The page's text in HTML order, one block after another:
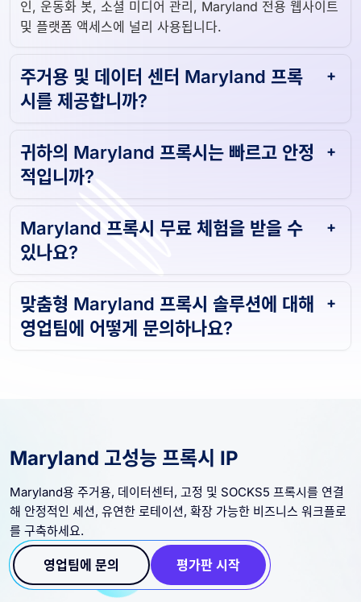
인, 운동화 봇, 소셜 미디어 관리, Maryland 전용 웹사이트
및 플랫폼 액세스에 널리 사용됩니다.
주거용 및 데이터 센터 Maryland 프록
시를 제공합니까?
귀하의 Maryland 프록시는 빠르고 안정
적입니까?
Maryland 프록시 무료 체험을 받을 수
있나요?
맞춤형 Maryland 프록시 솔루션에 대해
영업팀에 어떻게 문의하나요?
Maryland 고성능 프록시 IP
Maryland용 주거용, 데이터센터, 고정 및 SOCKS5 프록시를 연결
해 안정적인 세션, 유연한 로테이션, 확장 가능한 비즈니스 워크플로
를 구축하세요.
영업팀에 문의 평가판 시작